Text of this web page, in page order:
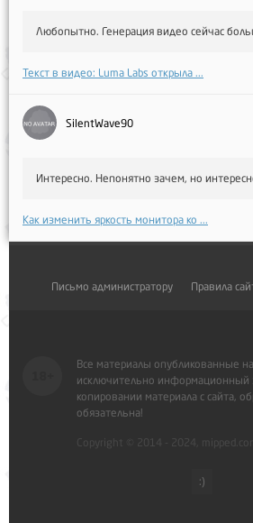
Любопытно. Генерация видео сейчас
Текст в видео: Luma Labs открыла ...
SilentWave90
Интересно. Непонятно зачем, но
Как изменить яркость монитора ко ...
Письмо администратору Правила
Все материалы опубликованные
исключительно информационный
копировании материала с сайта,
обязательна!
Copyright © 2014 - 2024,
:)